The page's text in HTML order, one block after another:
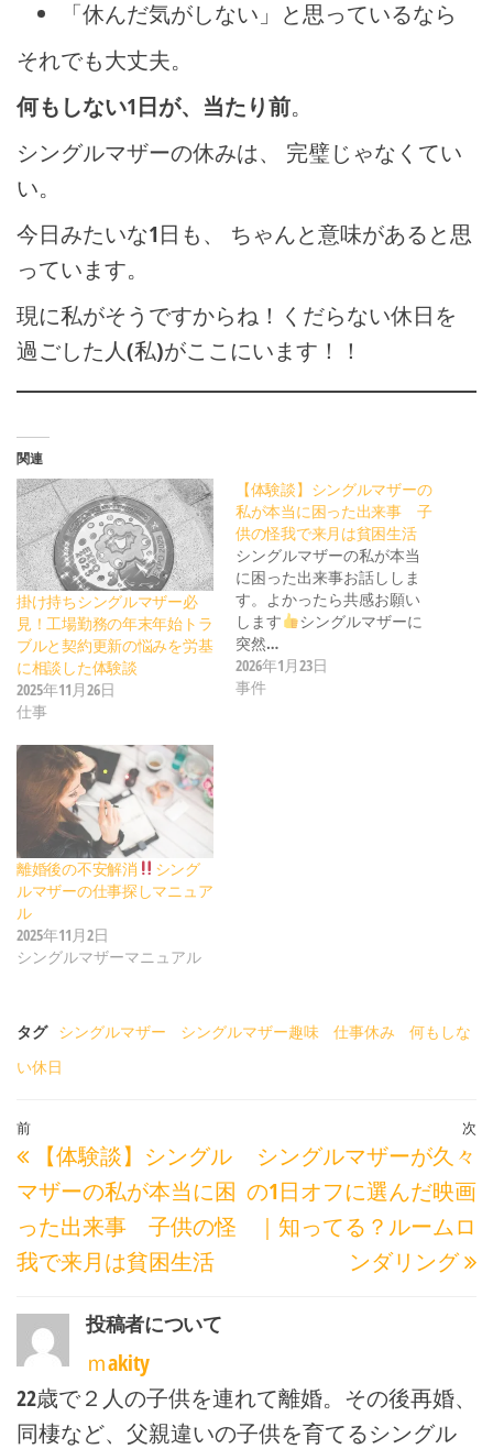
「休んだ気がしない」と思っているなら
それでも大丈夫。
何もしない1日が、当たり前。
シングルマザーの休みは、 完璧じゃなくてい
い。
今日みたいな1日も、 ちゃんと意味があると思
っています。
現に私がそうですからね！くだらない休日を
過ごした人(私)がここにいます！！
関連
掛け持ちシングルマザー必
見！工場勤務の年末年始トラ
ブルと契約更新の悩みを労基
に相談した体験談
2025年11月26日
仕事
【体験談】シングルマザーの
私が本当に困った出来事 子
供の怪我で来月は貧困生活
シングルマザーの私が本当
に困った出来事お話ししま
す。よかったら共感お願い
します
シングルマザーに
突然…
2026年1月23日
事件
離婚後の不安解消
シング
ルマザーの仕事探しマニュア
ル
2025年11月2日
シングルマザーマニュアル
タグ シングルマザー シングルマザー趣味 仕事休み
何もしな
い休日
投
稿
ナ
ビ
ゲ
ー
シ
ョ
ン
過
去
の
投
稿
前
【体験談】シングル
マザーの私が本当に困
った出来事 子供の怪
我で来月は貧困生活
次
シングルマザーが久々
の1日オフに選んだ映画
｜知ってる？ルームロ
ンダリング
投稿者について
ｍakity
22歳で２人の子供を連れて離婚。その後再婚、
同棲など、父親違いの子供を育てるシングル